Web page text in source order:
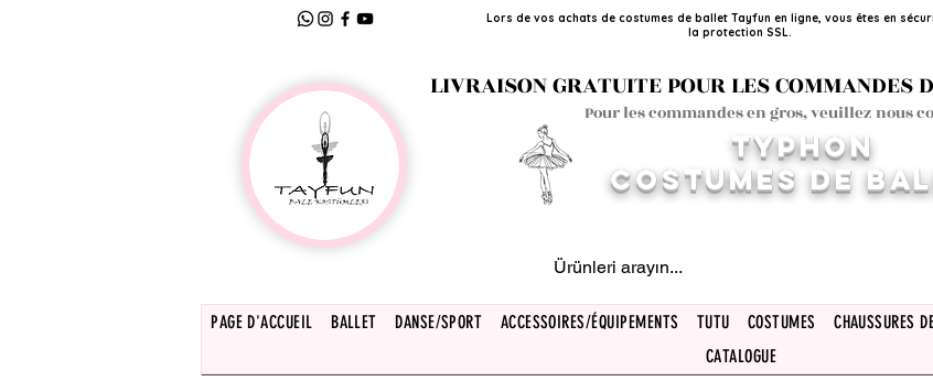
Lors de vos achats de costumes de ballet Tayfun en ligne, vous êtes en
la protection SSL.
LIVRAISON GRATUITE POUR LES COMMANDES
Pour les commandes en gros, veuillez nous
TYPHON
COSTUMES DE
PAGE D'ACCUEIL BALLET DANSE/SPORT ACCESSOIRES/ÉQUIPEMENTS TUTU COSTUMES CHAUSSURES
CATALOGUE